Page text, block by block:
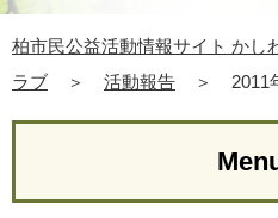
柏市民公益活動情報サイト かし
ラブ
＞ 活動報告 ＞ 2011